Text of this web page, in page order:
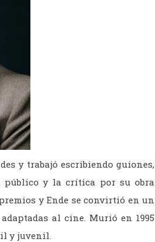
y trabajó escribiendo guiones,
público y la crítica por su obra
y Ende se convirtió en un
al cine. Murió en 1995
y juvenil.